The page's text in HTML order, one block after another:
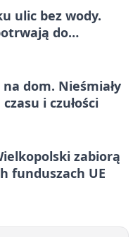
ulic bez wody.
do
dom. Nieśmiały
i czułości
zabiorą
funduszach UE